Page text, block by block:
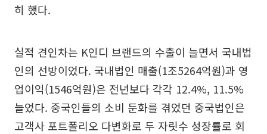
히 했다.
실적 견인차는 K인디 브랜드의 수출이 늘면서 국내법
인의 선방이었다. 국내법인 매출(1조5264억원)과 영
업이익(1546억원)은 전년보다 각각 12.4%, 11.5%
늘었다. 중국인들의 소비 둔화를 겪었던 중국법인은
고객사 포트폴리오 다변화로 두 자릿수 성장률로 회